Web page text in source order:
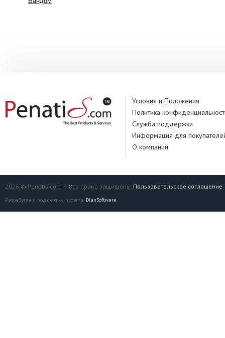
Условия и Положения
Политика
Служба поддержки
Информация для
О компании
2026 © Penatis.com — Все права защищены. Пользовательское соглашение
Разработка и поддержка проекта: DianSoftware